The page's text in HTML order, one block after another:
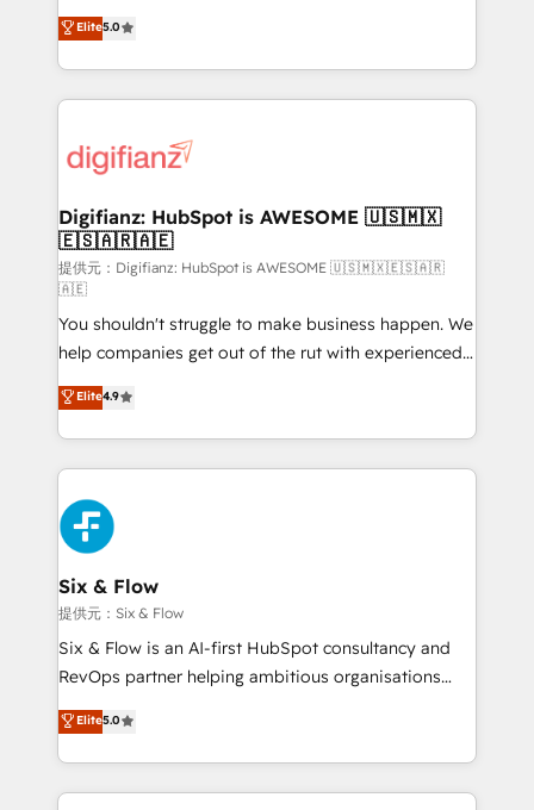
is there for you to: - Grow revenue, and run your
business more efficiently - Build stronger
more people - Get the most out of your HubSpot
investment
enable mid-market and enterprise clients to
maximise their return from digital and fuel their
growth. We modernise platforms, streamline
operations that are causing inefficiencies, improve
supercharge revenue operations Key services: • CRM
Transformation / Web Development • RevOps &
Sales Consulting • Marketing Automation What
makes us different? 🚀 Top 0.5% of global HubSpot
agencies ⚙️ The strongest technical ability and
integration capabilities 💼 Consultative, long-term
partners who will embed ourselves into your
business, processes and systems 🏢 We specialise in
working with mid-market and enterprise
organisations, global organisations and those with
complex use cases 🏆 CRM Implementation,
Platform Enablement, Custom Integration and
Onboarding Accredited 🔐 ISO27001 & ISO9001
Certified
Elite5.0
Digifianz: HubSpot is AWESOME 🇺🇸🇲🇽
🇪🇸🇦🇷🇦🇪
提供元：Digifianz: HubSpot is AWESOME 🇺🇸🇲🇽🇪🇸🇦🇷
🇦🇪
You shouldn't struggle to make business happen. We
help companies get out of the rut with experienced,
process-oriented teams implementing HubSpot
Marketing, Sales, Service, CMS and Operations Hub,
so selling and actually engaging with your customers
feels easy and pain-free. We are a top ranked
HubSpot Elite Partner, winner of Rookie of the Year
and Customer First Awards, 4.9/5 rating in HubSpot
Reviews and 4.9/5 rating in Clutch Reviews. Digifianz
helps the following industries: logistics & 3PL, home
improvement & construction, branding and
commercialization, real estate, health, education,
SaaS, Software Dev & IT and consulting, make the
the United States, EU, UAE, Mexico and Latin
America. From casual user to super fan: make
Elite4.9
Six & Flow
提供元：Six & Flow
Six & Flow is an AI-first HubSpot consultancy and
RevOps partner helping ambitious organisations
grow with clarity, confidence, and intelligence.
Operating across the UK, Netherlands, Ireland, and
Canada, we’ve delivered thousands of successful
HubSpot projects for mid-market and enterprise
Elite5.0